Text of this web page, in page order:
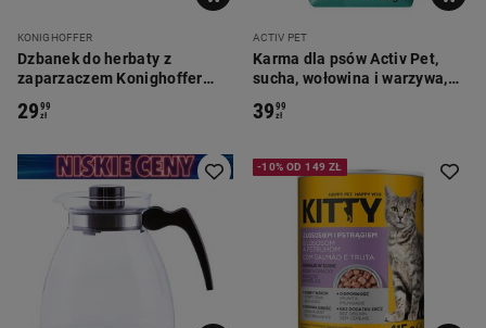
KONIGHOFFER
Dzbanek do herbaty z
zaparzaczem Konighoffer
2999
zł
ACTIV PET
Karma dla psów Activ Pet,
sucha, wołowina i warzywa,
3999
zł
-10% OD 149 ZŁ